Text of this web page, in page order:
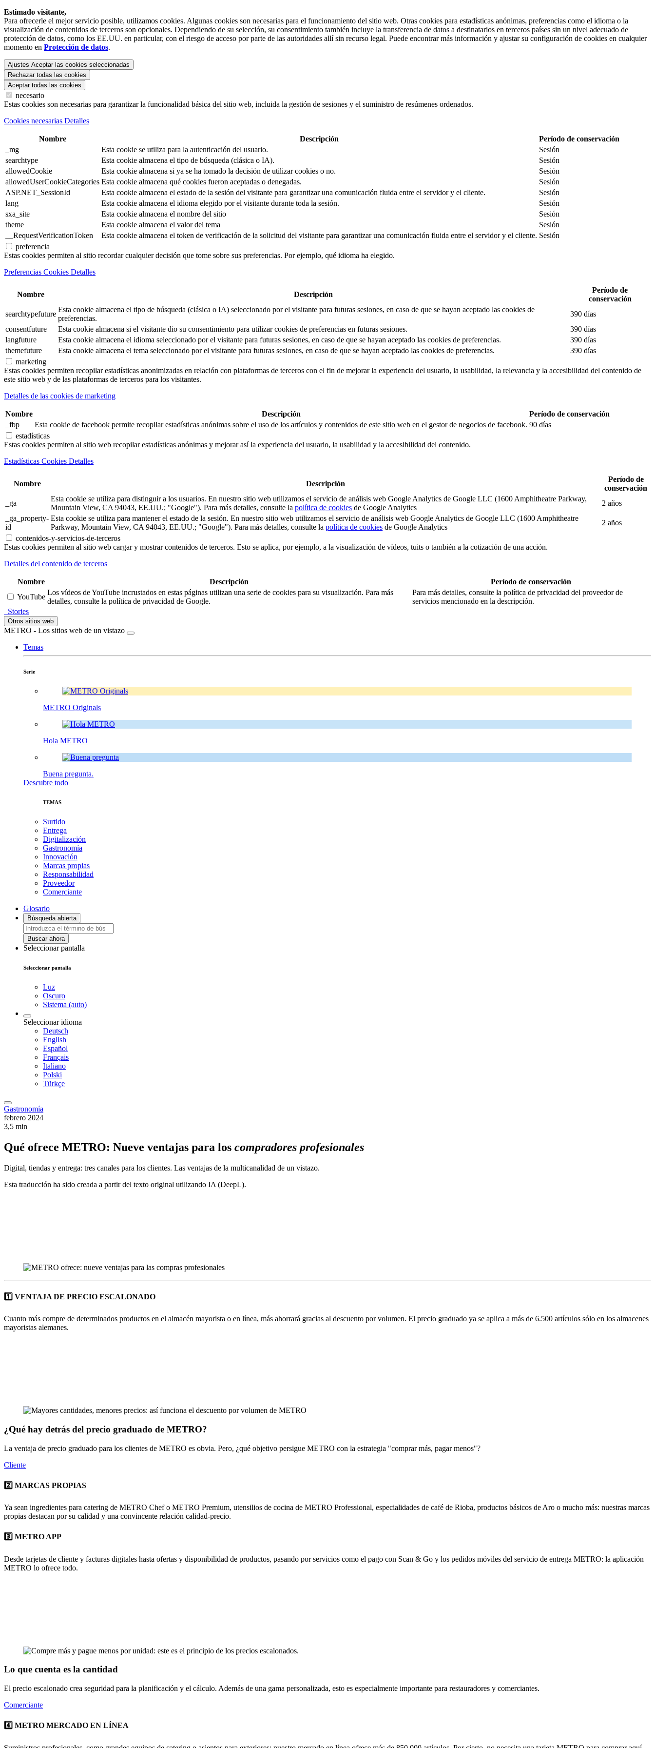
Estimado visitante,
Para ofrecerle el mejor servicio posible, utilizamos cookies. Algunas cookies son necesarias para el funcionamiento del sitio web. Otras cookies para estadísticas anónimas, preferencias como el idioma o la
visualización de contenidos de terceros son opcionales. Dependiendo de su selección, su consentimiento también incluye la transferencia de datos a destinatarios en terceros países sin un nivel adecuado de
protección de datos, como los EE.UU. en particular, con el riesgo de acceso por parte de las autoridades allí sin recurso legal. Puede encontrar más información y ajustar su configuración de cookies en cualquier
momento en Protección de datos.
Ajustes Aceptar las cookies seleccionadas
Rechazar todas las cookies
Aceptar todas las cookies
necesario
Estas cookies son necesarias para garantizar la funcionalidad básica del sitio web, incluida la gestión de sesiones y el suministro de resúmenes ordenados.
Cookies necesarias Detalles
Nombre Descripción
Período de conservación
_mg
Esta cookie se utiliza para la autenticación del usuario.
Sesión
searchtype
Esta cookie almacena el tipo de búsqueda (clásica o IA).
Sesión
allowedCookie
Esta cookie almacena si ya se ha tomado la decisión de utilizar cookies o no.
Sesión
allowedUserCookieCategories Esta cookie almacena qué cookies fueron aceptadas o denegadas.
Sesión
ASP.NET_SessionId
Esta cookie almacena el estado de la sesión del visitante para garantizar una comunicación fluida entre el servidor y el cliente.
Sesión
lang
Esta cookie almacena el idioma elegido por el visitante durante toda la sesión.
Sesión
sxa_site
Esta cookie almacena el nombre del sitio
Sesión
theme
Esta cookie almacena el valor del tema
Sesión
__RequestVerificationToken
Esta cookie almacena el token de verificación de la solicitud del visitante para garantizar una comunicación fluida entre el servidor y el cliente. Sesión
preferencia
Estas cookies permiten al sitio recordar cualquier decisión que tome sobre sus preferencias. Por ejemplo, qué idioma ha elegido.
Preferencias Cookies Detalles
Nombre Descripción
Período de
conservación
searchtypefuture
Esta cookie almacena el tipo de búsqueda (clásica o IA) seleccionado por el visitante para futuras sesiones, en caso de que se hayan aceptado las cookies de
preferencias.
390 días
consentfuture
Esta cookie almacena si el visitante dio su consentimiento para utilizar cookies de preferencias en futuras sesiones.
390 días
langfuture
Esta cookie almacena el idioma seleccionado por el visitante para futuras sesiones, en caso de que se hayan aceptado las cookies de preferencias.
390 días
themefuture
Esta cookie almacena el tema seleccionado por el visitante para futuras sesiones, en caso de que se hayan aceptado las cookies de preferencias.
390 días
marketing
Estas cookies permiten recopilar estadísticas anonimizadas en relación con plataformas de terceros con el fin de mejorar la experiencia del usuario, la usabilidad, la relevancia y la accesibilidad del contenido de
este sitio web y de las plataformas de terceros para los visitantes.
Detalles de las cookies de marketing
Nombre Descripción
Período de conservación
_fbp
Esta cookie de facebook permite recopilar estadísticas anónimas sobre el uso de los artículos y contenidos de este sitio web en el gestor de negocios de facebook. 90 días
estadísticas
Estas cookies permiten al sitio web recopilar estadísticas anónimas y mejorar así la experiencia del usuario, la usabilidad y la accesibilidad del contenido.
Estadísticas Cookies Detalles
Nombre Descripción
Período de
conservación
_ga
Esta cookie se utiliza para distinguir a los usuarios. En nuestro sitio web utilizamos el servicio de análisis web Google Analytics de Google LLC (1600 Amphitheatre Parkway,
Mountain View, CA 94043, EE.UU.; "Google"). Para más detalles, consulte la política de cookies de Google Analytics
2 años
_ga_property-
id
Esta cookie se utiliza para mantener el estado de la sesión. En nuestro sitio web utilizamos el servicio de análisis web Google Analytics de Google LLC (1600 Amphitheatre
Parkway, Mountain View, CA 94043, EE.UU.; "Google"). Para más detalles, consulte la política de cookies de Google Analytics
2 años
contenidos-y-servicios-de-terceros
Estas cookies permiten al sitio web cargar y mostrar contenidos de terceros. Esto se aplica, por ejemplo, a la visualización de vídeos, tuits o también a la cotización de una acción.
Detalles del contenido de terceros
Nombre Descripción
Período de conservación
YouTube
Los vídeos de YouTube incrustados en estas páginas utilizan una serie de cookies para su visualización. Para más
detalles, consulte la política de privacidad de Google.
Para más detalles, consulte la política de privacidad del proveedor de
servicios mencionado en la descripción.
Stories
Otros sitios web
METRO - Los sitios web de un vistazo
Temas
Serie
METRO Originals
Hola METRO
Buena pregunta.
Descubre todo
TEMAS
Surtido
Entrega
Digitalización
Gastronomía
Innovación
Marcas propias
Responsabilidad
Proveedor
Comerciante
Glosario
Búsqueda abierta
Buscar ahora
Seleccionar pantalla
Seleccionar pantalla
Luz
Oscuro
Sistema (auto)
Seleccionar idioma
Deutsch
English
Español
Français
Italiano
Polski
Türkçe
Gastronomía
febrero 2024
3,5 min
Qué ofrece METRO: Nueve ventajas para los compradores profesionales
Digital, tiendas y entrega: tres canales para los clientes. Las ventajas de la multicanalidad de un vistazo.
Esta traducción ha sido creada a partir del texto original utilizando IA (DeepL).
1️⃣ VENTAJA DE PRECIO ESCALONADO
Cuanto más compre de determinados productos en el almacén mayorista o en línea, más ahorrará gracias al descuento por volumen. El precio graduado ya se aplica a más de 6.500 artículos sólo en los almacenes
mayoristas alemanes.
¿Qué hay detrás del precio graduado de METRO?
La ventaja de precio graduado para los clientes de METRO es obvia. Pero, ¿qué objetivo persigue METRO con la estrategia "comprar más, pagar menos"?
Cliente
2️⃣ MARCAS PROPIAS
Ya sean ingredientes para catering de METRO Chef o METRO Premium, utensilios de cocina de METRO Professional, especialidades de café de Rioba, productos básicos de Aro o mucho más: nuestras marcas
propias destacan por su calidad y una convincente relación calidad-precio.
3️⃣ METRO APP
Desde tarjetas de cliente y facturas digitales hasta ofertas y disponibilidad de productos, pasando por servicios como el pago con Scan & Go y los pedidos móviles del servicio de entrega METRO: la aplicación
METRO lo ofrece todo.
Lo que cuenta es la cantidad
El precio escalonado crea seguridad para la planificación y el cálculo. Además de una gama personalizada, esto es especialmente importante para restauradores y comerciantes.
Comerciante
4️⃣ METRO MERCADO EN LÍNEA